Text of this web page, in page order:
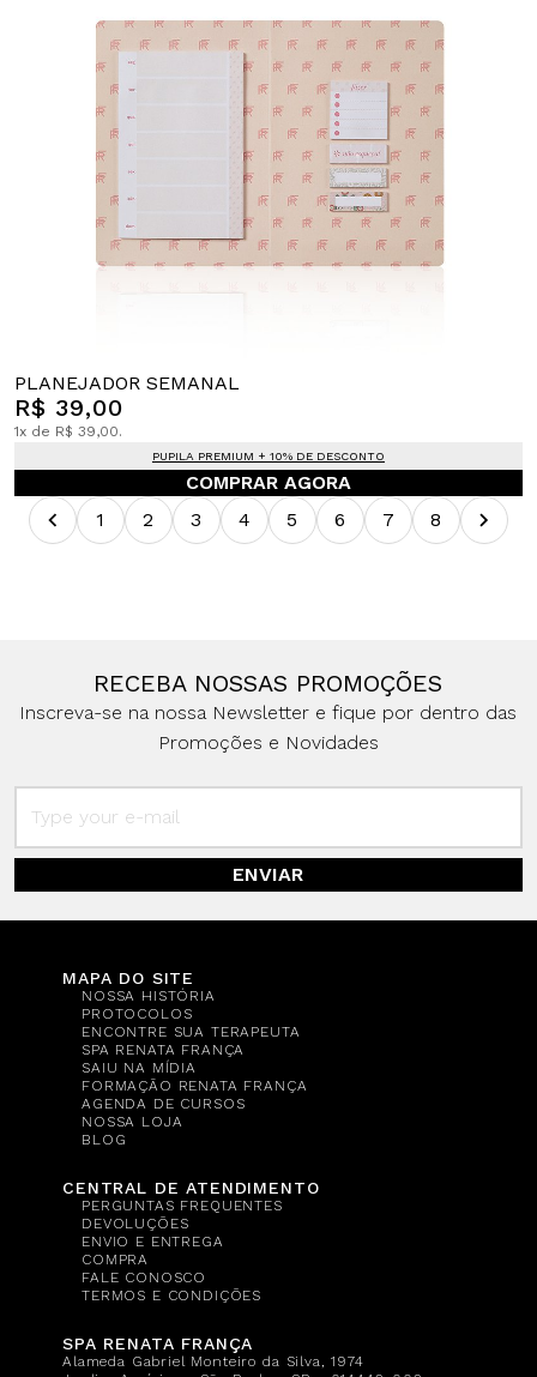
PLANEJADOR SEMANAL
R$ 39,00
1x de R$ 39,00.
PUPILA PREMIUM + 10% DE DESCONTO
COMPRAR AGORA
1
2 3 4 5 6 7 8
RECEBA NOSSAS PROMOÇÕES
Inscreva-se na nossa Newsletter e fique por dentro das
Promoções e Novidades
ENVIAR
MAPA DO SITE
NOSSA HISTÓRIA
PROTOCOLOS
ENCONTRE SUA TERAPEUTA
SPA RENATA FRANÇA
SAIU NA MÍDIA
FORMAÇÃO RENATA FRANÇA
AGENDA DE CURSOS
NOSSA LOJA
BLOG
CENTRAL DE ATENDIMENTO
PERGUNTAS FREQUENTES
DEVOLUÇÕES
ENVIO E ENTREGA
COMPRA
FALE CONOSCO
TERMOS E CONDIÇÕES
SPA RENATA FRANÇA
Alameda Gabriel Monteiro da Silva, 1974